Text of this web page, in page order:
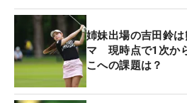
決勝ラウンドに入り、厳しい
ルを止める技術が求められる
スタート前から持ち球とは逆
練習していたが、コースに出
姉妹出場の吉田鈴
マ 現時点で1次か
こへの課題は？